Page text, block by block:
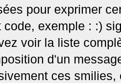
pour exprimer
code, exemple : :)
voir la liste
d'un
ces